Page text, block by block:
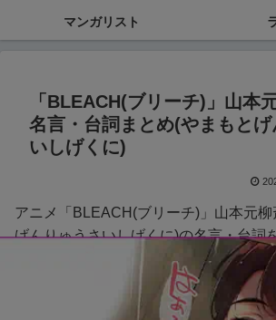
マンガリスト
「BLEACH(ブリーチ)」山本
名言・台詞まとめ(やまもとげ
いしげくに)
アニメ「BLEACH(ブリーチ)」山本元柳
げんりゅうさいしげくに)の名言・台詞